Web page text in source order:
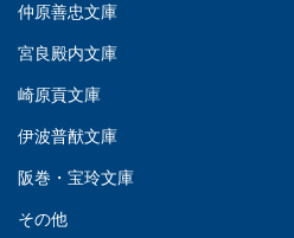
ー
シ
ョ
ン
ッ
タ
(Left)
仲原善忠文庫
文
(Middle)
宮良殿内文庫
崎原貢文庫
伊波普猷文庫
文
阪巻・宝玲文庫
その他